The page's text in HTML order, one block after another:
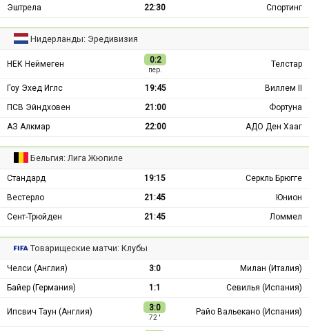
Эштрела 22:30 Спортинг
Нидерланды: Эредивизия
НЕК Неймеген 0:2
пер.
Телстар
Гоу Эхед Иглс 19:45
Виллем II
ПСВ Эйндховен
21:00
Фортуна
АЗ Алкмар
22:00 АДО Ден Хааг
Бельгия: Лига Жюпиле
Стандард 19:15
Серкль Брюгге
Вестерло
21:45
Юнион
Сент-Трюйден
21:45 Ломмел
Товарищеские матчи: Клубы
Челси (Англия) 3:0
Милан (Италия)
Байер (Германия)
1:1 Севилья (Испания)
Ипсвич Таун (Англия) 3:0
72 ′
Райо Вальекано (Испания)